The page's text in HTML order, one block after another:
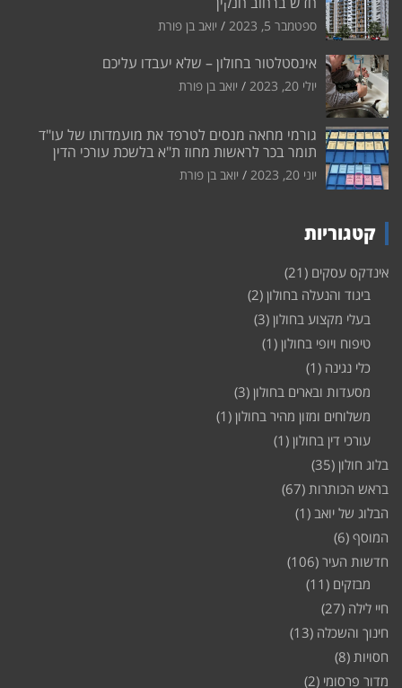
ספטמבר 5, 2023 יואב בן פורת
אינסטלטור בחולון – שלא יעבדו עליכם
יולי 20, 2023 יואב בן פורת
גורמי מחאה מנסים לטרפד את מועמדותו של עו"ד
תומר בכר לראשות מחוז ת"א בלשכת עורכי הדין
יוני 20, 2023 יואב בן פורת
קטגוריות
אינדקס עסקים (21)
ביגוד והנעלה בחולון (2)
בעלי מקצוע בחולון (3)
טיפוח ויופי בחולון (1)
כלי נגינה (1)
מסעדות ובארים בחולון (3)
משלוחים ומזון מהיר בחולון (1)
עורכי דין בחולון (1)
בלוג חולון (35)
בראש הכותרות (67)
הבלוג של יואב (1)
המוסף (6)
חדשות העיר (106)
מבזקים (11)
חיי לילה (27)
חינוך והשכלה (13)
חסויות (8)
מדור פרסומי (2)